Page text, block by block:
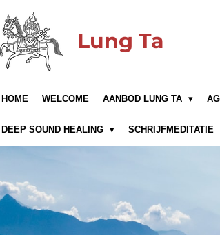
Lung Ta
HOME WELCOME AANBOD LUNG TA
DEEP SOUND HEALING SCHRIJFMEDITATIE